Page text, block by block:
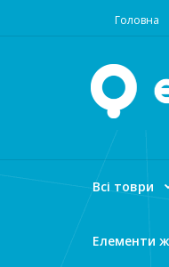
Головна
Всі товри
Елементи